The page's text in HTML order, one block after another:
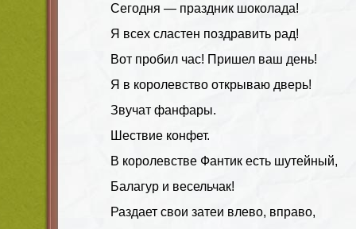
Сегодня — праздник шоколада!
Я всех сластен поздравить рад!
Вот пробил час! Пришел ваш день!
Я в королевство открываю дверь!
Звучат фанфары.
Шествие конфет.
В королевстве Фантик есть шутейный,
Балагур и весельчак!
Раздает свои затеи влево, вправо,